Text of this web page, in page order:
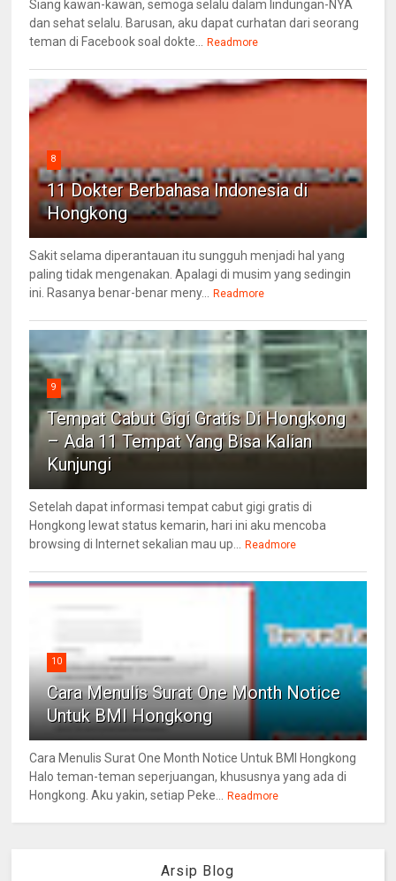
Siang kawan-kawan, semoga selalu dalam lindungan-NYA
dan sehat selalu. Barusan, aku dapat curhatan dari seorang
teman di Facebook soal dokte... Readmore
8
11 Dokter Berbahasa Indonesia di
Hongkong
Sakit selama diperantauan itu sungguh menjadi hal yang
paling tidak mengenakan. Apalagi di musim yang sedingin
ini. Rasanya benar-benar meny... Readmore
9
Tempat Cabut Gigi Gratis Di Hongkong
– Ada 11 Tempat Yang Bisa Kalian
Kunjungi
Setelah dapat informasi tempat cabut gigi gratis di
Hongkong lewat status kemarin, hari ini aku mencoba
browsing di Internet sekalian mau up... Readmore
10
Cara Menulis Surat One Month Notice
Untuk BMI Hongkong
Cara Menulis Surat One Month Notice Untuk BMI Hongkong
Halo teman-teman seperjuangan, khususnya yang ada di
Hongkong. Aku yakin, setiap Peke... Readmore
Arsip Blog